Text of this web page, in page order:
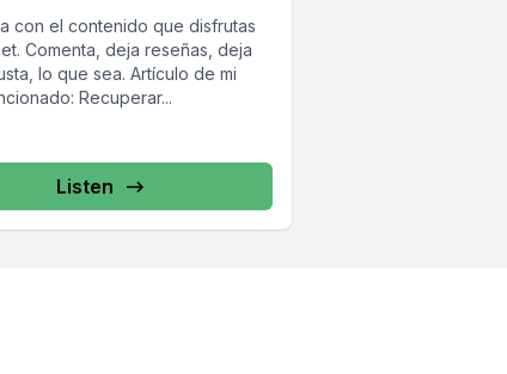
con el contenido que disfrutas
Comenta, deja reseñas, deja
lo que sea. Artículo de mi
Recuperar...
Listen